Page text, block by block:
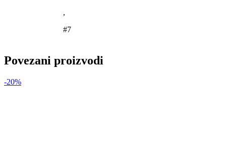
,
#7
Povezani proizvodi
-20%